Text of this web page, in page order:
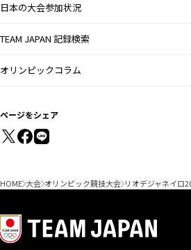
日本の大会参加状況
TEAM JAPAN 記録検索
オリンピックコラム
ページをシェア
HOME 大会 オリンピック競技大会 リオデジャネイロ